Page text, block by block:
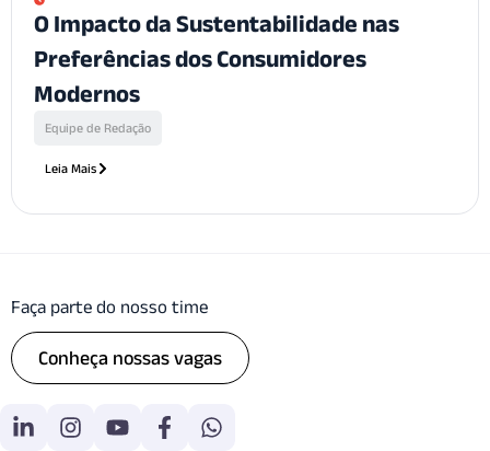
O Impacto da Sustentabilidade nas
Preferências dos Consumidores
Modernos
Equipe de Redação
Leia Mais
Faça parte do nosso time
Conheça nossas vagas